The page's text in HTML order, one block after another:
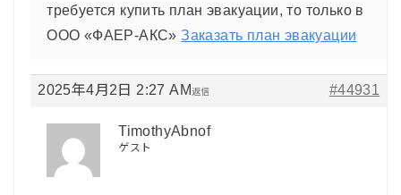
требуется купить план эвакуации, то только в
ООО «ФАЕР-АКС»Заказать план эвакуации
2025年4月2日 2:27 AM #44931
返信
TimothyAbnof
ゲスト